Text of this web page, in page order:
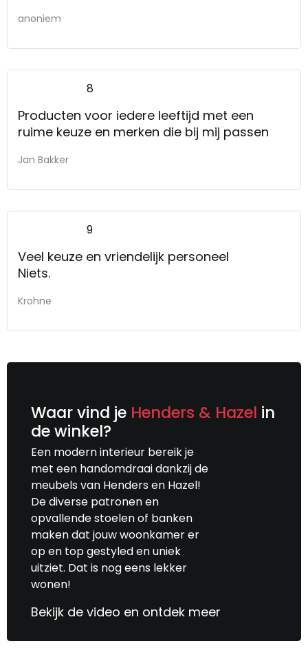
anoniem
8
Producten voor iedere leeftijd met een
ruime keuze en merken die bij mij passen
Jan Bakker
9
Veel keuze en vriendelijk personeel
Niets.
Krohne
Waar vind je Henders & Hazel in
de winkel?
Een modern interieur bereik je
met een handomdraai dankzij de
meubels van Henders en Hazel!
De diverse patronen en
opvallende stoelen of banken
maken dat jouw woonkamer er
op en top gestyled en uniek
uitziet. Dat is nog eens lekker
wonen!
Bekijk de video en ontdek meer